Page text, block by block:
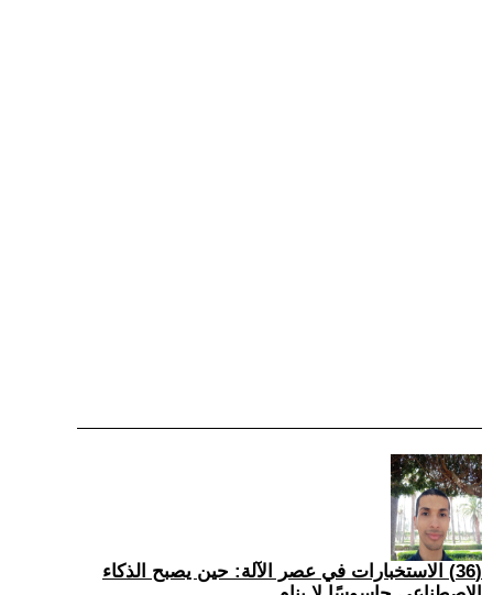
(36) الاستخبارات في عصر الآلة: حين يصبح الذكاء